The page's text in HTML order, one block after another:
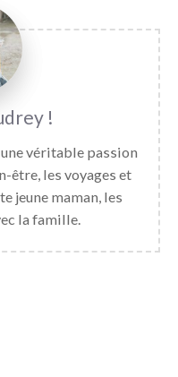
une véritable passion
être, les voyages et
jeune maman, les
la famille.